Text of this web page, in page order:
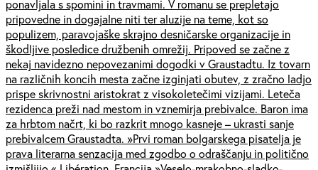
ponavljala s spomini in travmami. V romanu se prepletajo
pripovedne in dogajalne niti ter aluzije na teme, kot so
populizem, paravojaške skrajno desničarske organizacije in
škodljive posledice družbenih omrežij. Pripoved se začne z
nekaj navidezno nepovezanimi dogodki v Graustadtu. Iz tovarn
na različnih koncih mesta začne izginjati obutev, z zračno ladjo
prispe skrivnostni aristokrat z visokoletečimi vizijami. Leteča
rezidenca preži nad mestom in vznemirja prebivalce. Baron ima
za hrbtom načrt, ki bo razkrit mnogo kasneje – ukrasti sanje
prebivalcem Graustadta. »Prvi roman bolgarskega pisatelja je
prava literarna senzacija med zgodbo o odraščanju in politično